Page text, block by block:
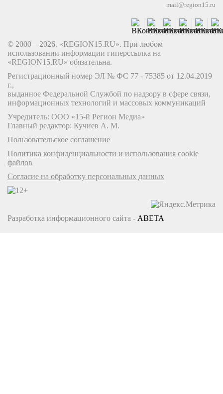
mail@region15.ru
© 2000—2026. «REGION15.RU». При любом
использовании информации гиперссылка на
«REGION15.RU» обязательна.
Регистрационный номер ЭЛ № ФС 77 - 75385 от 12.04.2019
г.,
выданное Федеральной Службой по надзору в сфере связи,
информационных технологий и массовых коммуникаций
Учредитель: ООО «15-й Регион Медиа»
Главный редактор: Кучиев А. М.
Пользовательское соглашение
Политика конфиденциальности и использования cookie
файлов
Согласие на обработку персональных данных
Разработка информационного сайта - ABETA